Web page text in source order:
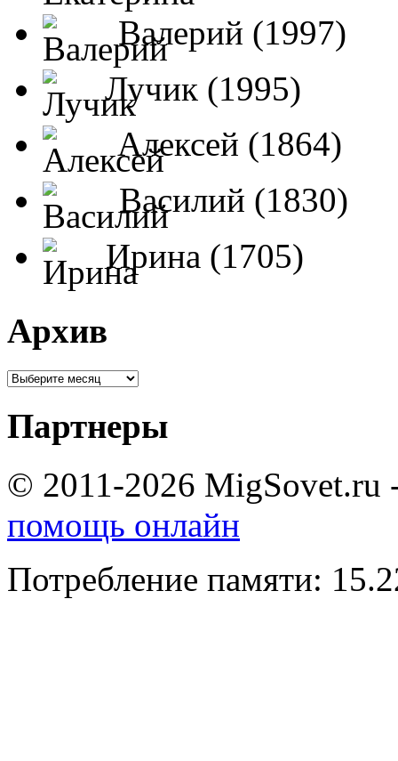
Валерий (1997)
Лучик (1995)
Алексей (1864)
Василий (1830)
Ирина (1705)
Архив
Партнеры
© 2011-2026 MigSovet.ru
помощь онлайн
Потребление памяти: